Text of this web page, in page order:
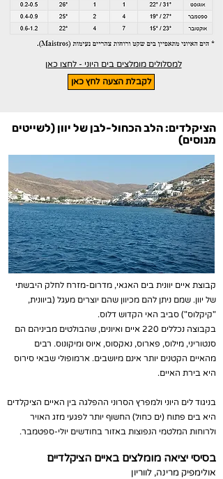
למסלולים מומלצים בים היוני - לחצו כאן
לקבלת הצעה לחץ כאן
הציקלדים: הלב הכחול-לבן של יוון (לשייטים
מנוסים)
קבוצת איים יוונית בים האגאי, מדרום-מזרח לחלק היבשתי
של יוון. שמם ניתן להם מכיוון שהם יוצרים מעגל (ביוונית,
"קיקלוס") סביב האי הקדוש דלוס.
בקבוצה נכללים 220 איים ואיונים, שהבולטים מביניהם הם
סנטוריני, מילוס, פארוס, נאקסוס, איוס ומיקונוס. רבים
מהאיים הקטנים יותר אינם מיושבים. ארמופולי שבאי סירוס
היא בירת האיים.
בניגוד לים היוני ולמפרץ הסרוני ההפלגה בין האיים הציקלדים
היא בים פתוח (ים כחול) החשוף יותר לפגעי מזג האויר
ולרוחות המלטמי הנפוצות באזור בחודשים יולי-ספטמבר.
בסיסי יציאה מומלצים באיים הציקלדיים
אולימפיק מרינה, לווריון